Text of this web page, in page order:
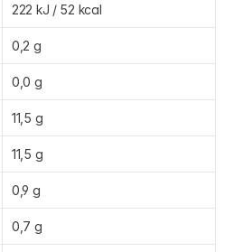
222 kJ / 52 kcal
0,2 g
0,0 g
11,5 g
11,5 g
0,9 g
0,7 g